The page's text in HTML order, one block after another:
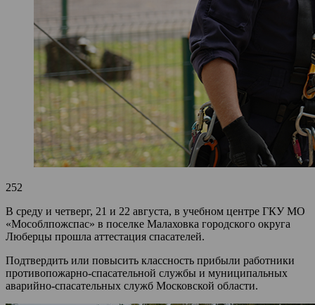
252
В среду и четверг, 21 и 22 августа, в учебном центре ГКУ МО
«Мособлпожспас» в поселке Малаховка городского округа
Люберцы прошла аттестация спасателей.
Подтвердить или повысить классность прибыли работники
противопожарно-спасательной службы и муниципальных
аварийно-спасательных служб Московской области.